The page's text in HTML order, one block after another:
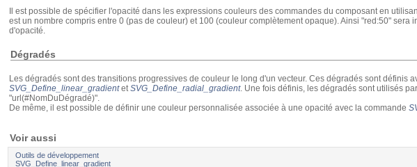
Il est possible de spécifier l'opacité dans les expressions couleurs des commandes du composant en
est un nombre compris entre 0 (pas de couleur) et 100 (couleur complètement opaque). Ainsi "red:50" sera
d'opacité.
Dégradés
Les dégradés sont des transitions progressives de couleur le long d'un vecteur. Ces dégradés sont définis
SVG_Define_linear_gradientetSVG_Define_radial_gradient. Une fois définis, les dégradés sont utilisés
"url(#NomDuDégradé)".
De même, il est possible de définir une couleur personnalisée associée à une opacité avec la commande
Voir aussi
Outils de développement
SVG_Define_linear_gradient